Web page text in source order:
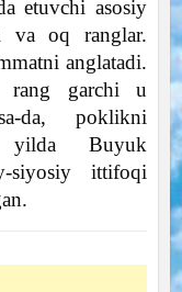
etuvchi asosiy
va oq ranglar.
anglatadi.
rang garchi u
da, poklikni
yilda Buyuk
siyosiy ittifoqi